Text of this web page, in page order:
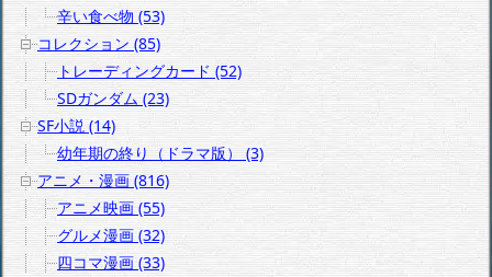
辛い食べ物 (53)
コレクション (85)
トレーディングカード (52)
SDガンダム (23)
SF小説 (14)
幼年期の終り（ドラマ版） (3)
アニメ・漫画 (816)
アニメ映画 (55)
グルメ漫画 (32)
四コマ漫画 (33)